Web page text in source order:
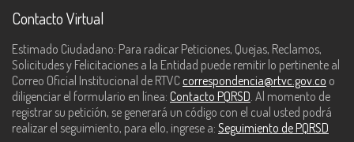
Contacto Virtual
Estimado Ciudadano: Para radicar Peticiones, Quejas, Reclamos,
Solicitudes y Felicitaciones a la Entidad puede remitir lo pertinente al
Correo Oficial Institucional de RTVC correspondencia@rtvc.gov.co o
diligenciar el formulario en línea: Contacto PQRSD. Al momento de
registrar su petición, se generará un código con el cual usted podrá
realizar el seguimiento, para ello, ingrese a: Seguimiento de PQRSD